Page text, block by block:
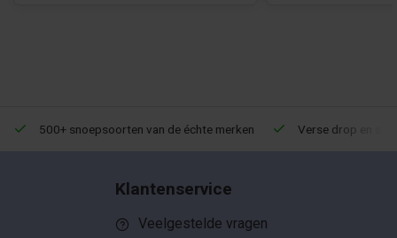
500+ snoepsoorten van de échte merken Verse drop en
Klantenservice
Veelgestelde vragen